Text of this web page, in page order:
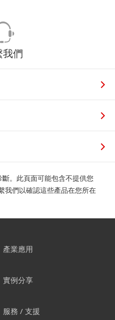
我們
。此頁面可能包含不提供您
我們以確認這些產品在您所在
產業應用
實例分享
服務 / 支援